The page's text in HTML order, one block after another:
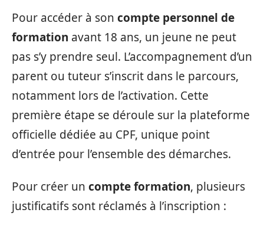
Pour accéder à son compte personnel de
formation avant 18 ans, un jeune ne peut
pas s’y prendre seul. L’accompagnement d’un
parent ou tuteur s’inscrit dans le parcours,
notamment lors de l’activation. Cette
première étape se déroule sur la plateforme
officielle dédiée au CPF, unique point
d’entrée pour l’ensemble des démarches.
Pour créer un compte formation, plusieurs
justificatifs sont réclamés à l’inscription :